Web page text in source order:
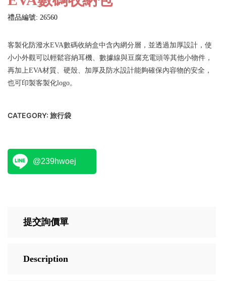
禮品編號: 26560
客製化防潑水EVA數碼收納盒中含內網分層，並透過加厚設計，使
小小外觀可以輕鬆容納耳機、數據線與豆腐充電頭等其他小物件，
再加上EVA材質、硬殼、加厚及防水設計能夠確保內容物的安全，
也可印製客製化logo。
CATEGORY: 旅行袋
@239hwoej
提交詢價單
Description